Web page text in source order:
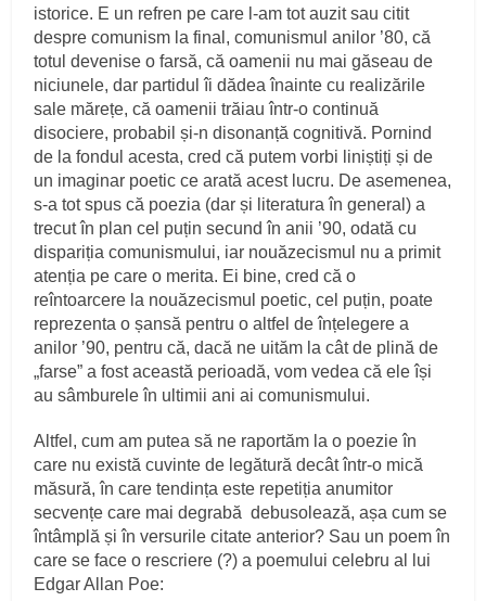
istorice. E un refren pe care l-am tot auzit sau citit
despre comunism la final, comunismul anilor ’80, că
totul devenise o farsă, că oamenii nu mai găseau de
niciunele, dar partidul îi dădea înainte cu realizările
sale mărețe, că oamenii trăiau într-o continuă
disociere, probabil și-n disonanță cognitivă. Pornind
de la fondul acesta, cred că putem vorbi liniștiți și de
un imaginar poetic ce arată acest lucru. De asemenea,
s-a tot spus că poezia (dar și literatura în general) a
trecut în plan cel puțin secund în anii ’90, odată cu
dispariția comunismului, iar nouăzecismul nu a primit
atenția pe care o merita. Ei bine, cred că o
reîntoarcere la nouăzecismul poetic, cel puțin, poate
reprezenta o șansă pentru o altfel de înțelegere a
anilor ’90, pentru că, dacă ne uităm la cât de plină de
„farse” a fost această perioadă, vom vedea că ele își
au sâmburele în ultimii ani ai comunismului.
Altfel, cum am putea să ne raportăm la o poezie în
care nu există cuvinte de legătură decât într-o mică
măsură, în care tendința este repetiția anumitor
secvențe care mai degrabă debusolează, așa cum se
întâmplă și în versurile citate anterior? Sau un poem în
care se face o rescriere (?) a poemului celebru al lui
Edgar Allan Poe: